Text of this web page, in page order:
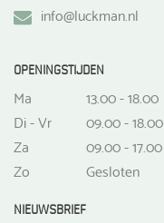
info@luckman.nl
OPENINGSTIJDEN
Ma
13.00 - 18.00
Di - Vr
09.00 - 18.00
Za
09.00 - 17.00
Zo
Gesloten
NIEUWSBRIEF